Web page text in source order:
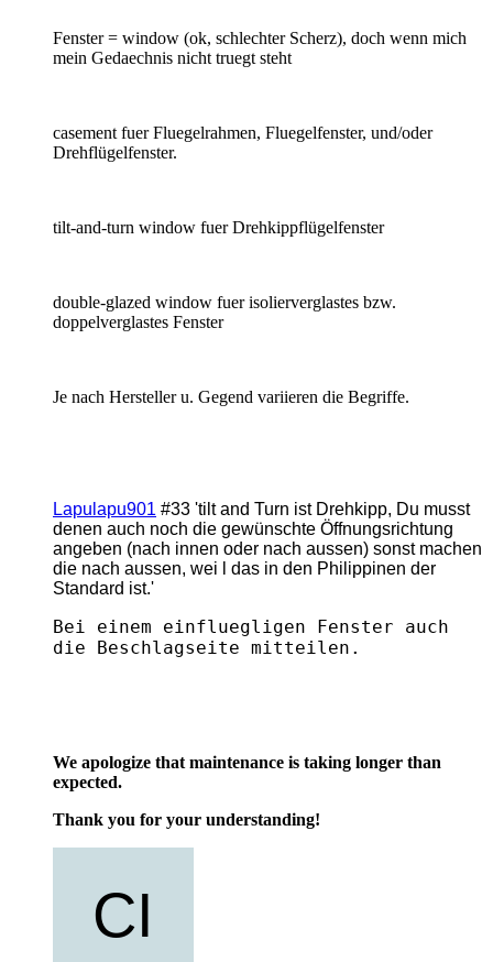
Fenster = window (ok, schlechter Scherz), doch wenn mich
mein Gedaechnis nicht truegt steht
casement fuer Fluegelrahmen, Fluegelfenster, und/oder
Drehflügelfenster.
tilt-and-turn window fuer Drehkippflügelfenster
double-glazed window fuer isolierverglastes bzw.
doppelverglastes Fenster
Je nach Hersteller u. Gegend variieren die Begriffe.
Lapulapu901 #33 'tilt and Turn ist Drehkipp, Du musst
denen auch noch die gewünschte Öffnungsrichtung
angeben (nach innen oder nach aussen) sonst machen
die nach aussen, wei l das in den Philippinen der
Standard ist.'
Bei einem einfluegligen Fenster auch
die Beschlagseite mitteilen.
We apologize that maintenance is taking longer than
expected.
Thank you for your understanding!